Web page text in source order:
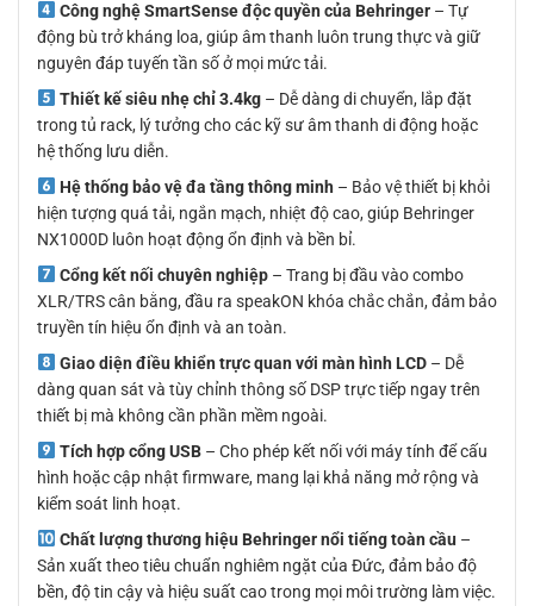
Công nghệ SmartSense độc quyền của Behringer– Tự
động bù trở kháng loa, giúp âm thanh luôn trung thực và giữ
nguyên đáp tuyến tần số ở mọi mức tải.
Thiết kế siêu nhẹ chỉ 3.4kg– Dễ dàng di chuyển, lắp đặt
trong tủ rack, lý tưởng cho các kỹ sư âm thanh di động hoặc
hệ thống lưu diễn.
Hệ thống bảo vệ đa tầng thông minh – Bảo vệ thiết bị khỏi
hiện tượng quá tải, ngắn mạch, nhiệt độ cao, giúp Behringer
NX1000D luôn hoạt động ổn định và bền bỉ.
Cổng kết nối chuyên nghiệp– Trang bị đầu vào combo
XLR/TRS cân bằng, đầu ra speakON khóa chắc chắn, đảm bảo
truyền tín hiệu ổn định và an toàn.
Giao diện điều khiển trực quan với màn hình LCD– Dễ
dàng quan sát và tùy chỉnh thông số DSP trực tiếp ngay trên
thiết bị mà không cần phần mềm ngoài.
Tích hợp cổng USB– Cho phép kết nối với máy tính để cấu
hình hoặc cập nhật firmware, mang lại khả năng mở rộng và
kiểm soát linh hoạt.
Chất lượng thương hiệu Behringer nổi tiếng toàn cầu –
Sản xuất theo tiêu chuẩn nghiêm ngặt của Đức, đảm bảo độ
bền, độ tin cậy và hiệu suất cao trong mọi môi trường làm việc.